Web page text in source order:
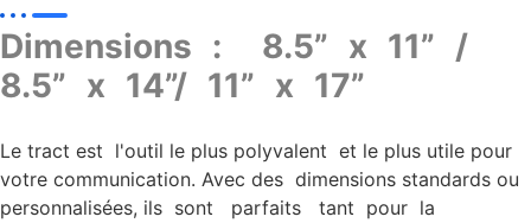
Dimensions : 8.5” x 11” /
8.5” x 14”/ 11” x 17”
Le tract est l'outil le plus polyvalent et le plus utile pour
votre communication. Avec des dimensions standards ou
personnalisées, ils sont parfaits tant pour la